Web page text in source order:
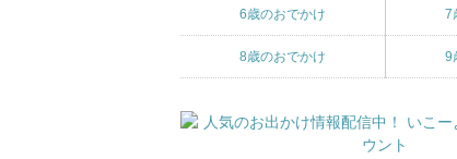
6歳のおでかけ 7
8歳のおでかけ 9